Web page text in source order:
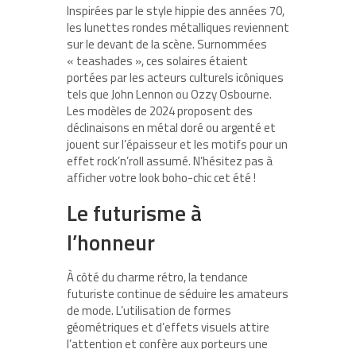
Inspirées par le style hippie des années 70,
les lunettes rondes métalliques reviennent
sur le devant de la scène. Surnommées
« teashades », ces solaires étaient
portées par les acteurs culturels icôniques
tels que John Lennon ou Ozzy Osbourne.
Les modèles de 2024 proposent des
déclinaisons en métal doré ou argenté et
jouent sur l’épaisseur et les motifs pour un
effet rock’n’roll assumé. N’hésitez pas à
afficher votre look boho-chic cet été !
Le futurisme à
l’honneur
À côté du charme rétro, la tendance
futuriste continue de séduire les amateurs
de mode. L’utilisation de formes
géométriques et d’effets visuels attire
l’attention et confère aux porteurs une